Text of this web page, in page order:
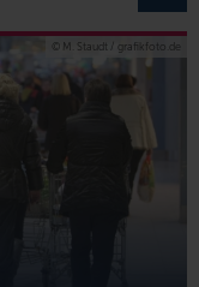
© M. Staudt / grafikfoto.de